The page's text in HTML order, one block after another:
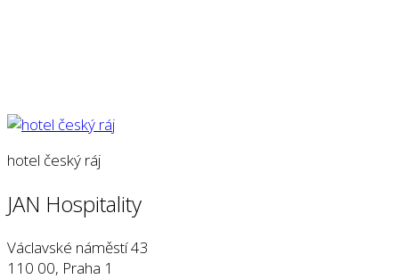
hotel český ráj
JAN Hospitality
Václavské náměstí 43
110 00, Praha 1